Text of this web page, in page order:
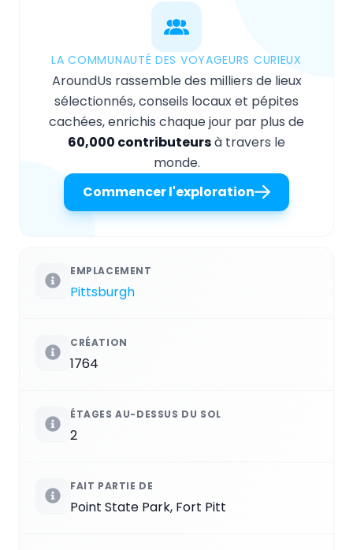
LA COMMUNAUTÉ DES VOYAGEURS CURIEUX
AroundUs rassemble des milliers de lieux
sélectionnés, conseils locaux et pépites
cachées, enrichis chaque jour par plus de
60,000 contributeursà travers le
monde.
Commencer l'exploration
EMPLACEMENT
Pittsburgh
CRÉATION
1764
ÉTAGES AU-DESSUS DU SOL
2
FAIT PARTIE DE
Point State Park, Fort Pitt